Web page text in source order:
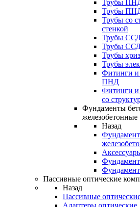
Трубы
Трубы ПНД
Трубы со
стенкой
Трубы
Трубы
Трубы
Трубы
Фитинги и
ПНД
Фитинги и
со
Фундаменты
железобетонные
Назад
Пассивные оптические
Назад
Пассивные
Адаптеры оптические